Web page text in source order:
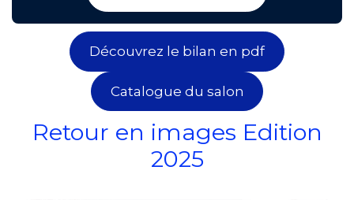
Découvrez le bilan en pdf
Catalogue du salon
Retour en images Edition
2025